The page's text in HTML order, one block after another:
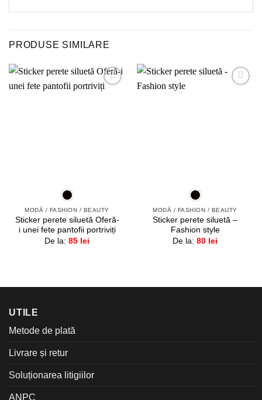
PRODUSE SIMILARE
Adaugă
MODĂ / FASHION / BEAUTY
Sticker perete siluetă Oferă-
i unei fete pantofii portriviți
De la: 85 lei
MODĂ / FASHION / BEAUTY
Sticker perete siluetă –
Fashion style
De la: 80 lei
UTILE
Metode de plată
Livrare și retur
Soluționarea litigiilor
ANPC